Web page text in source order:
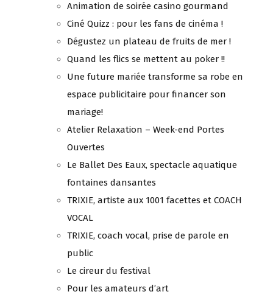
Animation de soirée casino gourmand
Ciné Quizz : pour les fans de cinéma !
Dégustez un plateau de fruits de mer !
Quand les flics se mettent au poker !!
Une future mariée transforme sa robe en
espace publicitaire pour financer son
mariage!
Atelier Relaxation – Week-end Portes
Ouvertes
Le Ballet Des Eaux, spectacle aquatique
fontaines dansantes
TRIXIE, artiste aux 1001 facettes et COACH
VOCAL
TRIXIE, coach vocal, prise de parole en
public
Le cireur du festival
Pour les amateurs d’art